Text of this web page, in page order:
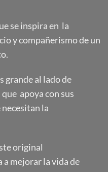
se inspira en la
y compañerismo de un
grande al lado de
apoya con sus
necesitan la
original
mejorar la vida de